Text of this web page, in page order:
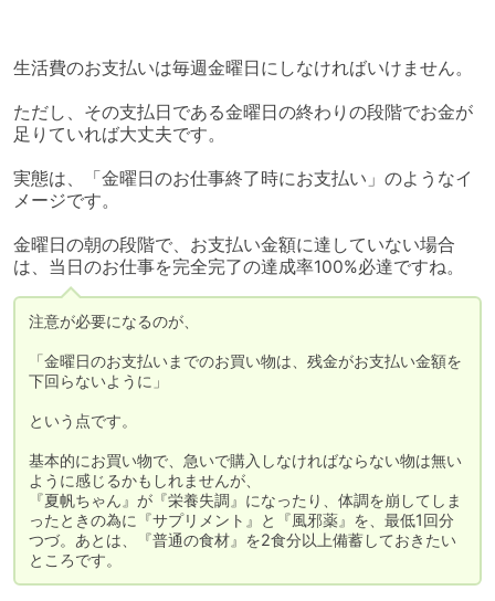
生活費のお支払いは毎週金曜日にしなければいけません。
ただし、その支払日である金曜日の終わりの段階でお金が
足りていれば大丈夫です。
実態は、「金曜日のお仕事終了時にお支払い」のようなイ
メージです。
金曜日の朝の段階で、お支払い金額に達していない場合
は、当日のお仕事を完全完了の達成率100%必達ですね。
注意が必要になるのが、
「金曜日のお支払いまでのお買い物は、残金がお支払い金額を
下回らないように」
という点です。
基本的にお買い物で、急いで購入しなければならない物は無い
ように感じるかもしれませんが、
『夏帆ちゃん』が『栄養失調』になったり、体調を崩してしま
ったときの為に『サプリメント』と『風邪薬』を、最低1回分
つづ。あとは、『普通の食材』を2食分以上備蓄しておきたい
ところです。